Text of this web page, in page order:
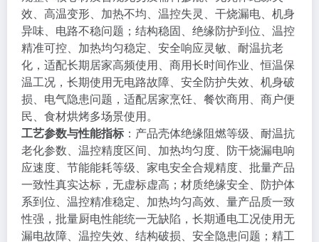
效、高温变形、加热不均、温控失灵、干烧漏电、机身
异味、电路不稳问题；结构稳固、绝缘防护到位、温控
精准可控、加热均匀稳定、安全响应灵敏、耐温抗老
化，适配长期居家高频使用、商用长时间作业、恒温保
温工况，长期使用无电路故障、安全防护失效、机身破
损、电气隐患问题，适配居家烹饪、餐饮商用、商户便
民、食材烘烤多场景使用。
工艺参数与性能指标 ：产品壳体绝缘阻燃等级、耐温抗
老化参数、温控精度区间、加热均匀度、防干烧漏电响
应速度、节能能耗等级、家电安全合规精度、批量产品
一致性真实达标，无虚标虚高；材质绝缘安全、防护体
系到位、温控精准稳定、加热均匀高效、量产品质一致
性强，批量厨电性能统一无缺陷，长期通电工况使用无
漏电故障、温控失效、结构破损、安全隐患问题；精工